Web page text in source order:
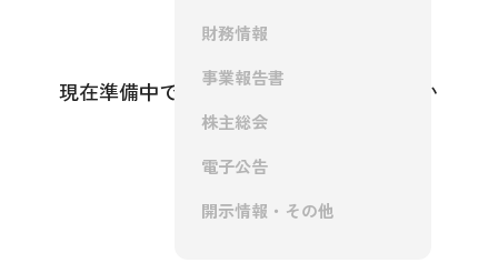
お問い合わせ
現在準備中です。今しばらくお待ち下さい
財務情報
事業報告書
株主総会
電子公告
開示情報・その他